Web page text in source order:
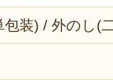
包装) / 外のし(